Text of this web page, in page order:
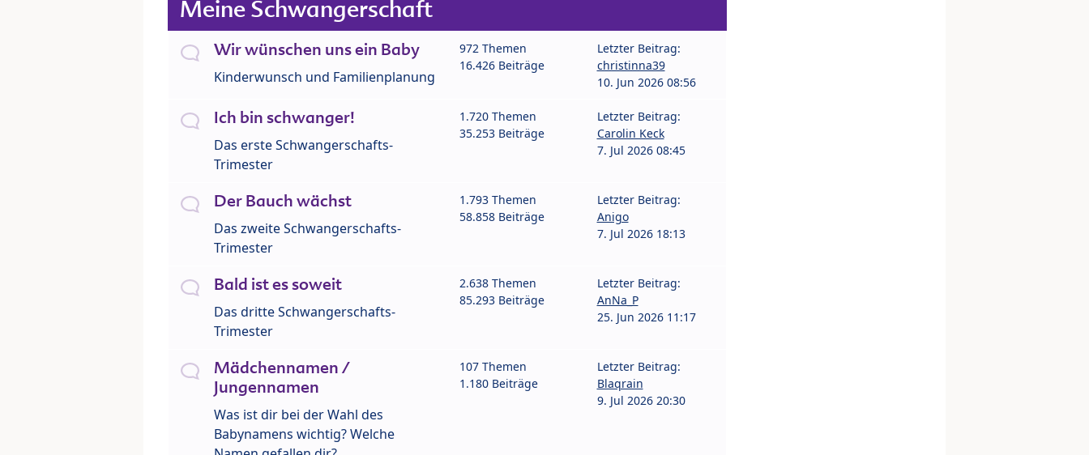
Meine Schwangerschaft
Wir wünschen uns ein Baby
Kinderwunsch und Familienplanung
972 Themen
16.426 Beiträge
Letzter Beitrag:
christinna39
10. Jun 2026 08:56
Ich bin schwanger!
Das erste Schwangerschafts-
Trimester
1.720 Themen
35.253 Beiträge
Letzter Beitrag:
Carolin Keck
7. Jul 2026 08:45
Der Bauch wächst
Das zweite Schwangerschafts-
Trimester
1.793 Themen
58.858 Beiträge
Letzter Beitrag:
Anigo
7. Jul 2026 18:13
Bald ist es soweit
Das dritte Schwangerschafts-
Trimester
2.638 Themen
85.293 Beiträge
Letzter Beitrag:
AnNa_P
25. Jun 2026 11:17
Mädchennamen /
Jungennamen
Was ist dir bei der Wahl des
Babynamens wichtig? Welche
107 Themen
1.180 Beiträge
Letzter Beitrag:
Blaqrain
9. Jul 2026 20:30